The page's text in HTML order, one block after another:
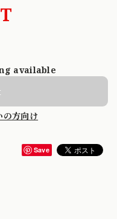
available
の方向け
Save